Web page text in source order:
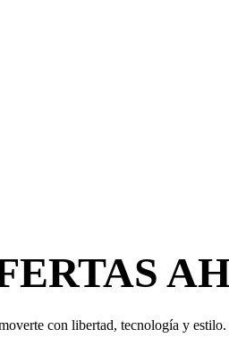
con libertad, tecnología y estilo.